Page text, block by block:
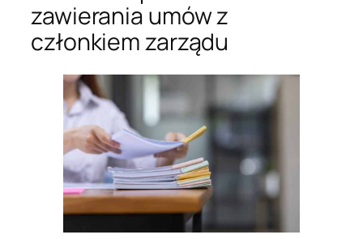
zawierania umów z
członkiem zarządu